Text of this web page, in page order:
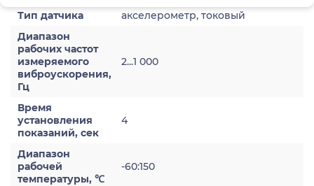
Тип датчика
акселерометр, токовый
Диапазон
рабочих частот
измеряемого
виброускорения,
Гц
2...1 000
Время
установления
показаний, сек
4
Диапазон
рабочей
температуры, ℃
-60:150